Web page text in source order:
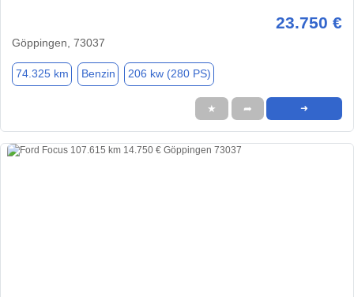
23.750 €
Göppingen, 73037
74.325 km Benzin 206 kw (280 PS)
★ ➦ ➜